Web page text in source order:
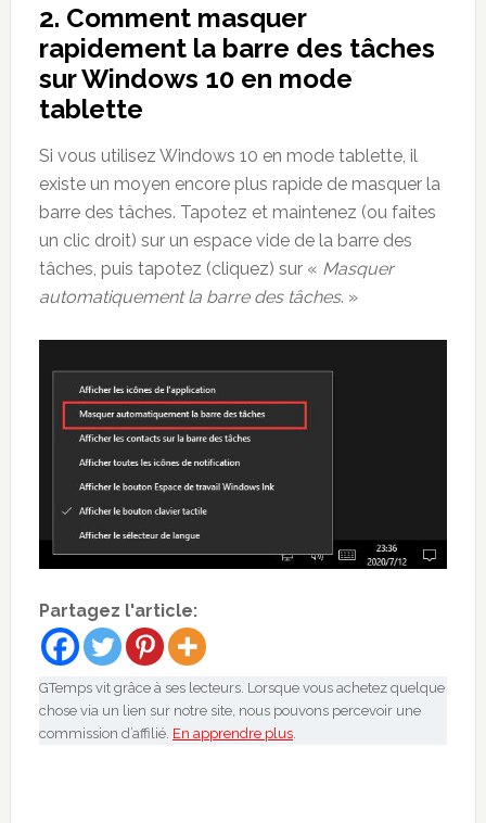
2. Comment masquer
rapidement la barre des tâches
sur Windows 10 en mode
tablette
Si vous utilisez Windows 10 en mode tablette, il
existe un moyen encore plus rapide de masquer la
barre des tâches. Tapotez et maintenez (ou faites
un clic droit) sur un espace vide de la barre des
tâches, puis tapotez (cliquez) sur « Masquer
automatiquement la barre des tâches. »
Partagez l'article:
GTemps vit grâce à ses lecteurs. Lorsque vous achetez quelque
chose via un lien sur notre site, nous pouvons percevoir une
commission d’affilié. En apprendre plus.